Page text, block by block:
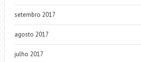
setembro 2017
agosto 2017
julho 2017